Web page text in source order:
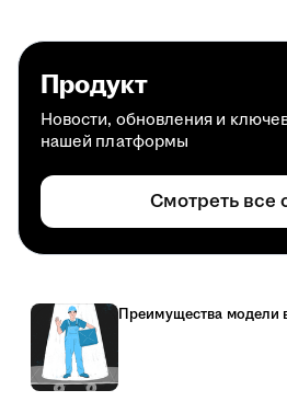
Продукт
Новости, обновления и
нашей платформы
Смотреть все
Преимущества модели